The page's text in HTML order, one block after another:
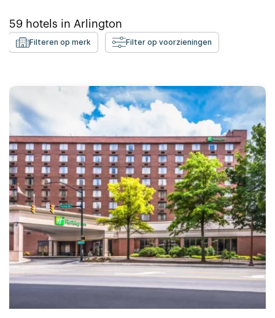
59 hotels in Arlington
Filteren op merk Filter op voorzieningen